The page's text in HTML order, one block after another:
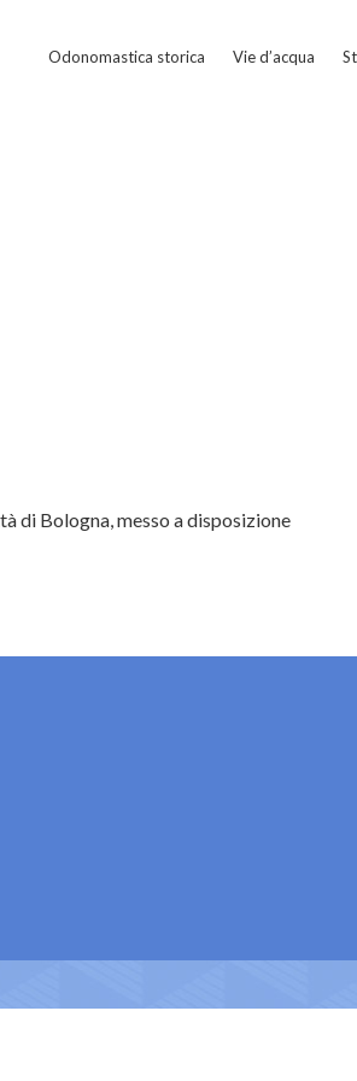
Odonomastica storica Vie d’acqua
di Bologna, messo a disposizione